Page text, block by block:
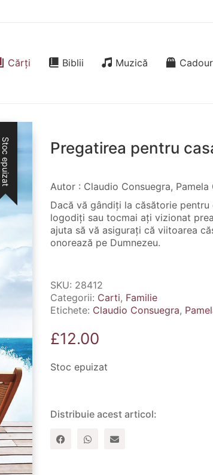
Cărți Biblii Muzică
Stoc epuizat Pregatirea pentru
Autor : Claudio Consuegra, Pamela
Dacă vă gândiţi la căsătorie
logodiţi sau tocmai aţi vizionat
ajuta să vă asiguraţi că viitoarea
onorează pe Dumnezeu.
SKU: 28412
Categorii: Carti, Familie
Etichete: Claudio Consuegra,
£12.00
Stoc epuizat
Distribuie acest articol: